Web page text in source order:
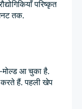
परिष्कृत
तक.
मोल्ड आ चुका है.
करते हैं. पहली खेप